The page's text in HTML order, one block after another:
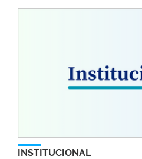
INSTITUCIONAL